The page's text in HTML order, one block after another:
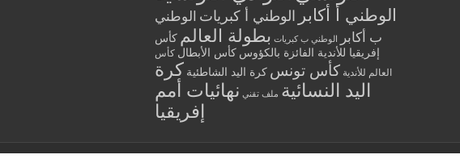
الوطني أ أكابر الوطني أ كبريات الوطني
ب أكابر
الوطني ب كبريات بطولة العالم كأس
إفريقيا للأندية الفائزة بالكؤوس كأس الأبطال كأس
العالم للأندية كأس تونس كرة اليد الشاطئية كرة
اليد النسائية ملف تقني نهائيات أمم
إفريقيا